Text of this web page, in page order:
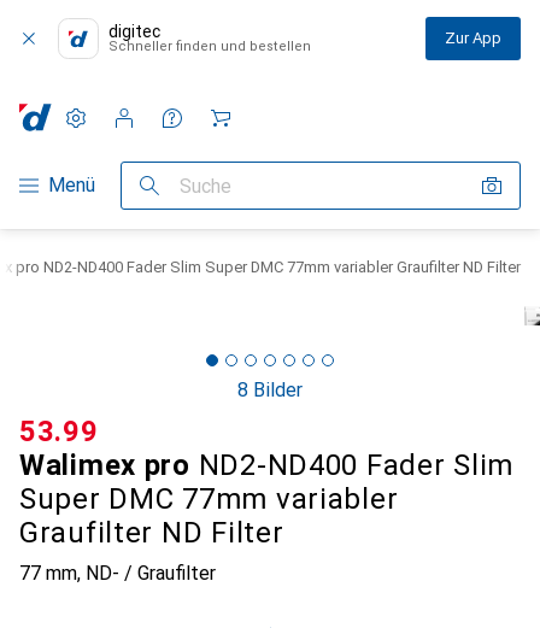
digitec
Schneller finden und bestellen Zur App
Navigation nach Kategorien
Menü Suche
Einstellungen
Kundenkonto
Vergleichslisten
Merklisten
Warenkorb
pro ND2-ND400 Fader Slim Super DMC 77mm variabler Graufilter ND Filter
8 Bilder
Walimex pro ND2-ND400 Fader Slim
Super DMC 77mm variabler
Graufilter ND Filter
77 mm, ND- / Graufilter
CHF
53.99